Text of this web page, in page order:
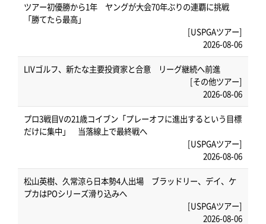
ツアー初優勝から1年 ヤングが大会70年ぶりの連覇に挑戦
「勝てたら最高」
[USPGAツアー]
2026-08-06
LIVゴルフ、新たな主要投資家と合意 リーグ継続へ前進
[その他ツアー]
2026-08-06
プロ3戦目Vの21歳コイブン「プレーオフに進出するという目標
だけに集中」 当落線上で最終戦へ
[USPGAツアー]
2026-08-06
松山英樹、久常涼ら日本勢4人出場 ブラッドリー、デイ、ケ
プカはPOシリーズ滑り込みへ
[USPGAツアー]
2026-08-06